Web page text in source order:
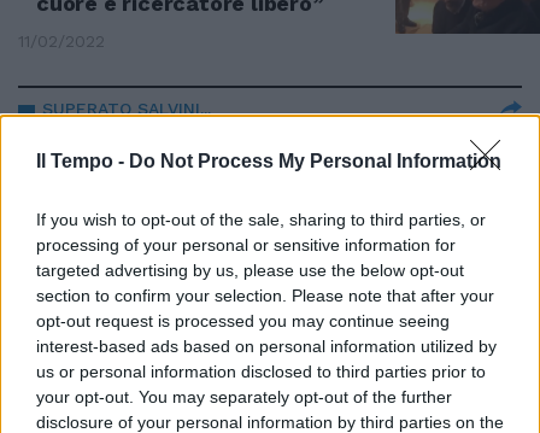
Il Tempo - Do Not Process My Personal Information
If you wish to opt-out of the sale, sharing to third parties, or
processing of your personal or sensitive information for
targeted advertising by us, please use the below opt-out
section to confirm your selection. Please note that after your
opt-out request is processed you may continue seeing
interest-based ads based on personal information utilized by
us or personal information disclosed to third parties prior to
your opt-out. You may separately opt-out of the further
disclosure of your personal information by third parties on the
11/02/2022
SUPERATO SALVINI...
Solo la Meloni ricorda
Montagnier, così conquista il
10/02/2022
LUMINARE IDOLO NO VAX
Montagnier è morto. Fine del
giallo, spuntano le prove: "Se n'è
andato in pace"
10/02/2022